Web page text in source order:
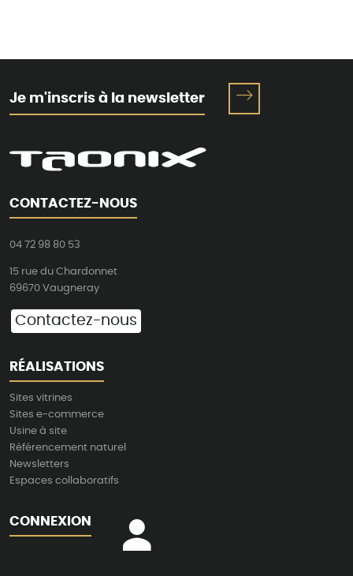
Je m'inscris à la newsletter
CONTACTEZ-NOUS
04 72 98 80 53
15 rue du Chardonnet
69670 Vaugneray
Contactez-nous
RÉALISATIONS
Sites vitrines
Sites e-commerce
Usine à site
Référencement naturel
Newsletters
Espaces collaboratifs
CONNEXION